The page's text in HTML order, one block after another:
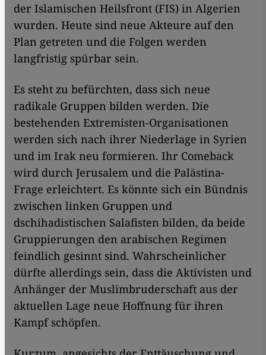
der Islamischen Heilsfront (FIS) in Algerien
wurden. Heute sind neue Akteure auf den
Plan getreten und die Folgen werden
langfristig spürbar sein.
Es steht zu befürchten, dass sich neue
radikale Gruppen bilden werden. Die
bestehenden Extremisten-Organisationen
werden sich nach ihrer Niederlage in Syrien
und im Irak neu formieren. Ihr Comeback
wird durch Jerusalem und die Palästina-
Frage erleichtert. Es könnte sich ein Bündnis
zwischen linken Gruppen und
dschihadistischen Salafisten bilden, da beide
Gruppierungen den arabischen Regimen
feindlich gesinnt sind. Wahrscheinlicher
dürfte allerdings sein, dass die Aktivisten und
Anhänger der Muslimbruderschaft aus der
aktuellen Lage neue Hoffnung für ihren
Kampf schöpfen.